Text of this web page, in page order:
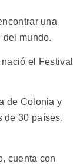
una
mundo.
nació el Festival
de Colonia y
de 30 países.
cuenta con